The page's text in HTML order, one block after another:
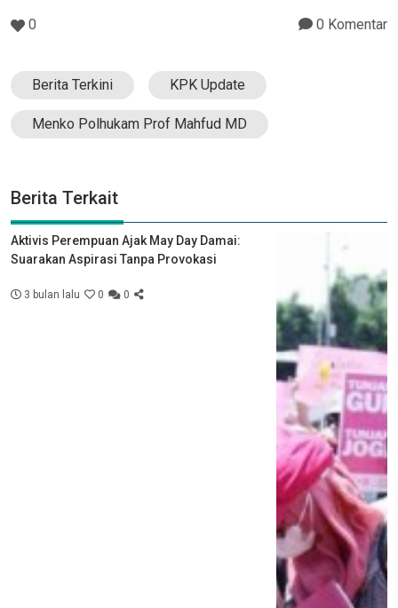
0 0 Komentar
Berita Terkini KPK Update
Menko Polhukam Prof Mahfud MD
Berita Terkait
Aktivis Perempuan Ajak May Day Damai:
Suarakan Aspirasi Tanpa Provokasi
3 bulan lalu 0 0